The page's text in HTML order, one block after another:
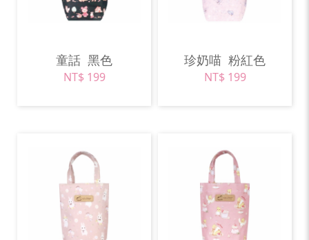
童話 黑色
NT$ 199
珍奶喵 粉紅色
NT$ 199